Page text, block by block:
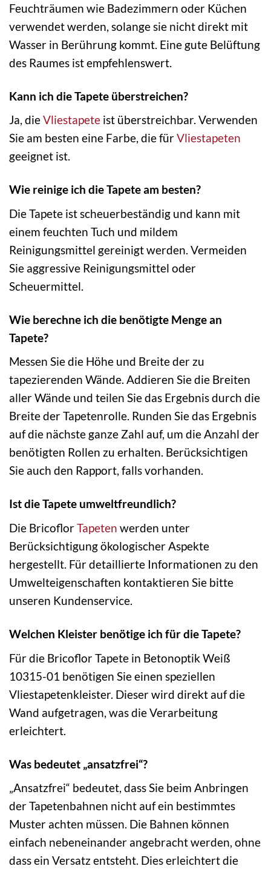
Feuchträumen wie Badezimmern oder Küchen
verwendet werden, solange sie nicht direkt mit
Wasser in Berührung kommt. Eine gute Belüftung
des Raumes ist empfehlenswert.
Kann ich die Tapete überstreichen?
Ja, dieVliestapete ist überstreichbar. Verwenden
Sie am besten eine Farbe, die fürVliestapeten
geeignet ist.
Wie reinige ich die Tapete am besten?
Die Tapete ist scheuerbeständig und kann mit
einem feuchten Tuch und mildem
Reinigungsmittel gereinigt werden. Vermeiden
Sie aggressive Reinigungsmittel oder
Scheuermittel.
Wie berechne ich die benötigte Menge an
Tapete?
Messen Sie die Höhe und Breite der zu
tapezierenden Wände. Addieren Sie die Breiten
aller Wände und teilen Sie das Ergebnis durch die
Breite der Tapetenrolle. Runden Sie das Ergebnis
auf die nächste ganze Zahl auf, um die Anzahl der
benötigten Rollen zu erhalten. Berücksichtigen
Sie auch den Rapport, falls vorhanden.
Ist die Tapete umweltfreundlich?
Die BricoflorTapeten werden unter
Berücksichtigung ökologischer Aspekte
hergestellt. Für detaillierte Informationen zu den
Umwelteigenschaften kontaktieren Sie bitte
unseren Kundenservice.
Welchen Kleister benötige ich für die Tapete?
Für die Bricoflor Tapete in Betonoptik Weiß
10315-01 benötigen Sie einen speziellen
Vliestapetenkleister. Dieser wird direkt auf die
Wand aufgetragen, was die Verarbeitung
erleichtert.
Was bedeutet „ansatzfrei“?
„Ansatzfrei“ bedeutet, dass Sie beim Anbringen
der Tapetenbahnen nicht auf ein bestimmtes
Muster achten müssen. Die Bahnen können
einfach nebeneinander angebracht werden, ohne
dass ein Versatz entsteht. Dies erleichtert die